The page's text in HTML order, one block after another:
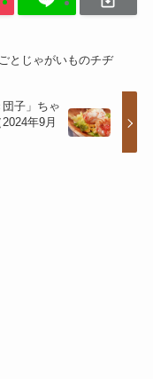
とじゃがいものチヂ
団子」ちゃ
年9月